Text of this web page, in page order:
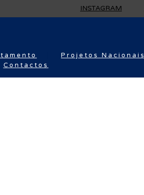
INSTAGRAM
Projetos Nacionais
Contactos